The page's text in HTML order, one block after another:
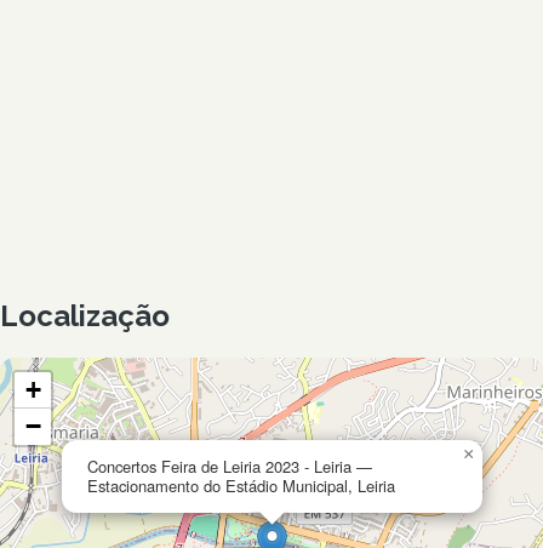
Localização
Concertos Feira de Leiria 2023 - Leiria —
Estacionamento do Estádio Municipal, Leiria
×
+
−